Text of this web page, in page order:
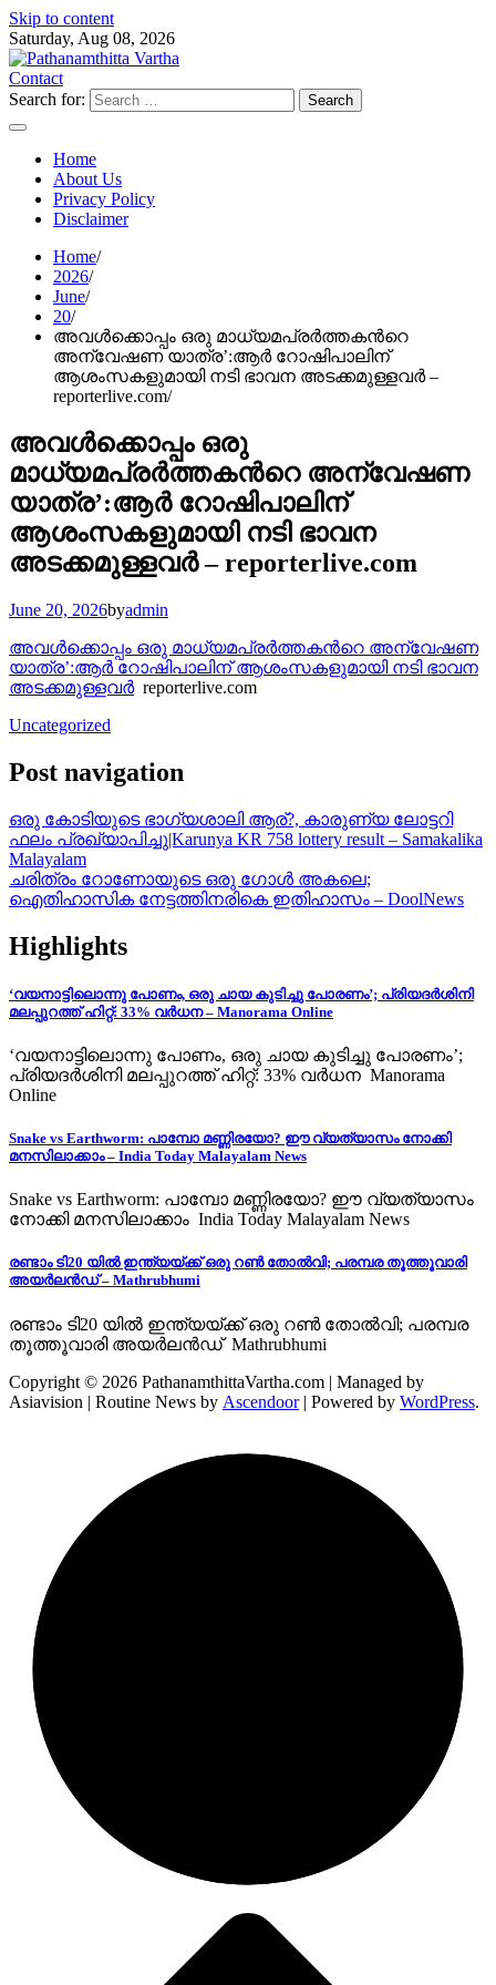
Skip to content
Saturday, Aug 08, 2026
Contact
Search for:
Home
About Us
Privacy Policy
Disclaimer
Home
2026
June
20
അവള്‍ക്കൊപ്പം ഒരു മാധ്യമപ്രര്‍ത്തകന്‍റെ
അന്വേഷണ യാത്ര’:ആര്‍ റോഷിപാലിന്
ആശംസകളുമായി നടി ഭാവന അടക്കമുള്ളവര്‍ –
reporterlive.com
അവള്‍ക്കൊപ്പം ഒരു
മാധ്യമപ്രര്‍ത്തകന്‍റെ അന്വേഷണ
യാത്ര’:ആര്‍ റോഷിപാലിന്
ആശംസകളുമായി നടി ഭാവന
അടക്കമുള്ളവര്‍ – reporterlive.com
June 20, 2026byadmin
അവള്‍ക്കൊപ്പം ഒരു മാധ്യമപ്രര്‍ത്തകന്‍റെ അന്വേഷണ
യാത്ര’:ആര്‍ റോഷിപാലിന് ആശംസകളുമായി നടി ഭാവന
അടക്കമുള്ളവര്‍reporterlive.com
Uncategorized
Post navigation
ഒരു കോടിയുടെ ഭാഗ്യശാലി ആര്?, കാരുണ്യ ലോട്ടറി
ഫലം പ്രഖ്യാപിച്ചു|Karunya KR 758 lottery result – Samakalika
Malayalam
ചരിത്രം റോണോയുടെ ഒരു ഗോൾ അകലെ;
ഐതിഹാസിക നേട്ടത്തിനരികെ ഇതിഹാസം – DoolNews
Highlights
‘വയനാട്ടിലൊന്നു പോണം, ഒരു ചായ കുടിച്ചു പോരണം’; പ്രിയദർശിനി
മലപ്പുറത്ത് ഹിറ്റ്: 33% വർധന – Manorama Online
‘വയനാട്ടിലൊന്നു പോണം, ഒരു ചായ കുടിച്ചു പോരണം’;
പ്രിയദർശിനി മലപ്പുറത്ത് ഹിറ്റ്: 33% വർധന Manorama
Online
Snake vs Earthworm: പാമ്പോ മണ്ണിരയോ? ഈ വ്യത്യാസം നോക്കി
മനസിലാക്കാം – India Today Malayalam News
Snake vs Earthworm: പാമ്പോ മണ്ണിരയോ? ഈ വ്യത്യാസം
നോക്കി മനസിലാക്കാം India Today Malayalam News
രണ്ടാം ടി20 യിൽ ഇന്ത്യയ്ക്ക്‌ ഒരു റൺ തോൽവി; പരമ്പര തൂത്തൂവാരി
അയർലൻഡ് – Mathrubhumi
രണ്ടാം ടി20 യിൽ ഇന്ത്യയ്ക്ക്‌ ഒരു റൺ തോൽവി; പരമ്പര
തൂത്തൂവാരി അയർലൻഡ് Mathrubhumi
Copyright © 2026 PathanamthittaVartha.com | Managed by
Asiavision | Routine News by Ascendoor| Powered by WordPress.